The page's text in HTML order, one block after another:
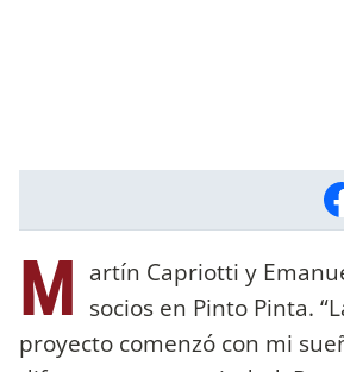
M artín Capriotti y
socios en Pinto Pinta.
proyecto comenzó con mi